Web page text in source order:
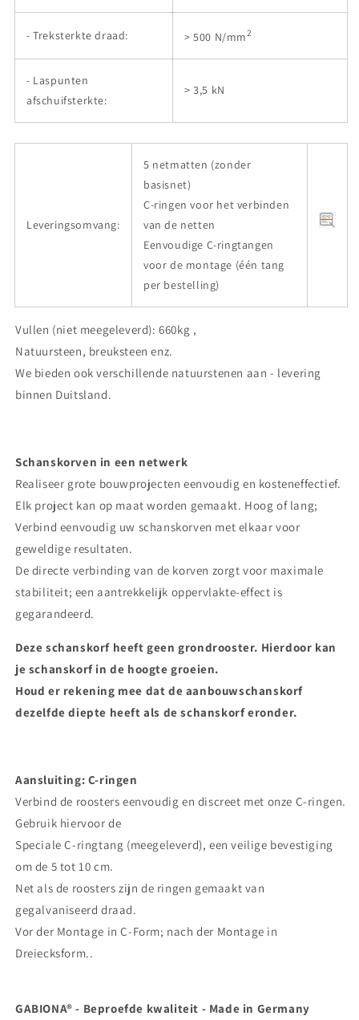
- Treksterkte draad: > 500 N/mm2
- Laspunten
afschuifsterkte:
> 3,5 kN
Leveringsomvang:
5 netmatten (zonder
basisnet)
C-ringen voor het verbinden
van de netten
Eenvoudige C-ringtangen
voor de montage (één tang
per bestelling)
Vullen (niet meegeleverd): 660kg ,
Natuursteen, breuksteen enz.
We bieden ook verschillende natuurstenen aan - levering
binnen Duitsland.
Schanskorven in een netwerk
Realiseer grote bouwprojecten eenvoudig en kosteneffectief.
Elk project kan op maat worden gemaakt. Hoog of lang;
Verbind eenvoudig uw schanskorven met elkaar voor
geweldige resultaten.
De directe verbinding van de korven zorgt voor maximale
stabiliteit; een aantrekkelijk oppervlakte-effect is
gegarandeerd.
Deze schanskorf heeft geen grondrooster. Hierdoor kan
je schanskorf in de hoogte groeien.
Houd er rekening mee dat de aanbouwschanskorf
dezelfde diepte heeft als de schanskorf eronder.
Aansluiting: C-ringen
Verbind de roosters eenvoudig en discreet met onze C-ringen.
Gebruik hiervoor de
Speciale C-ringtang (meegeleverd), een veilige bevestiging
om de 5 tot 10 cm.
Net als de roosters zijn de ringen gemaakt van
gegalvaniseerd draad.
Vor der Montage in C-Form; nach der Montage in
Dreiecksform..
GABIONA® - Beproefde kwaliteit - Made in Germany